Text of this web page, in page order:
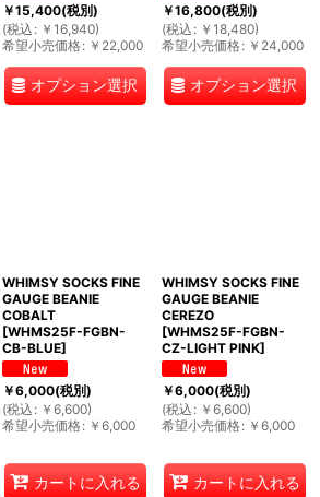
￥15,400(税別)
(税込 : ￥ 16,940)
希望小売価格: ￥ 22,000
オプション選択
￥16,800(税別)
(税込 : ￥ 18,480)
希望小売価格: ￥ 24,000
オプション選択
WHIMSY SOCKS FINE
GAUGE BEANIE
COBALT
[WHMS25F-FGBN-
CB-BLUE]
￥6,000(税別)
(税込 : ￥ 6,600)
希望小売価格: ￥ 6,000
カートに入れる
WHIMSY SOCKS FINE
GAUGE BEANIE
CEREZO
[WHMS25F-FGBN-
CZ-LIGHT PINK]
￥6,000(税別)
(税込 : ￥ 6,600)
希望小売価格: ￥ 6,000
カートに入れる